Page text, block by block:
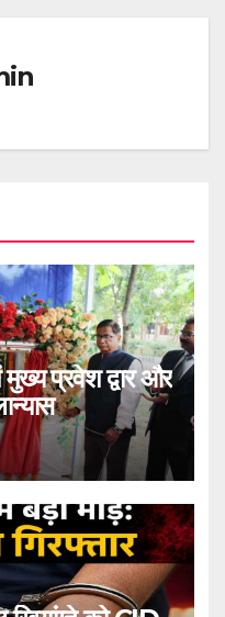
मुख्य प्रवेश द्वार और